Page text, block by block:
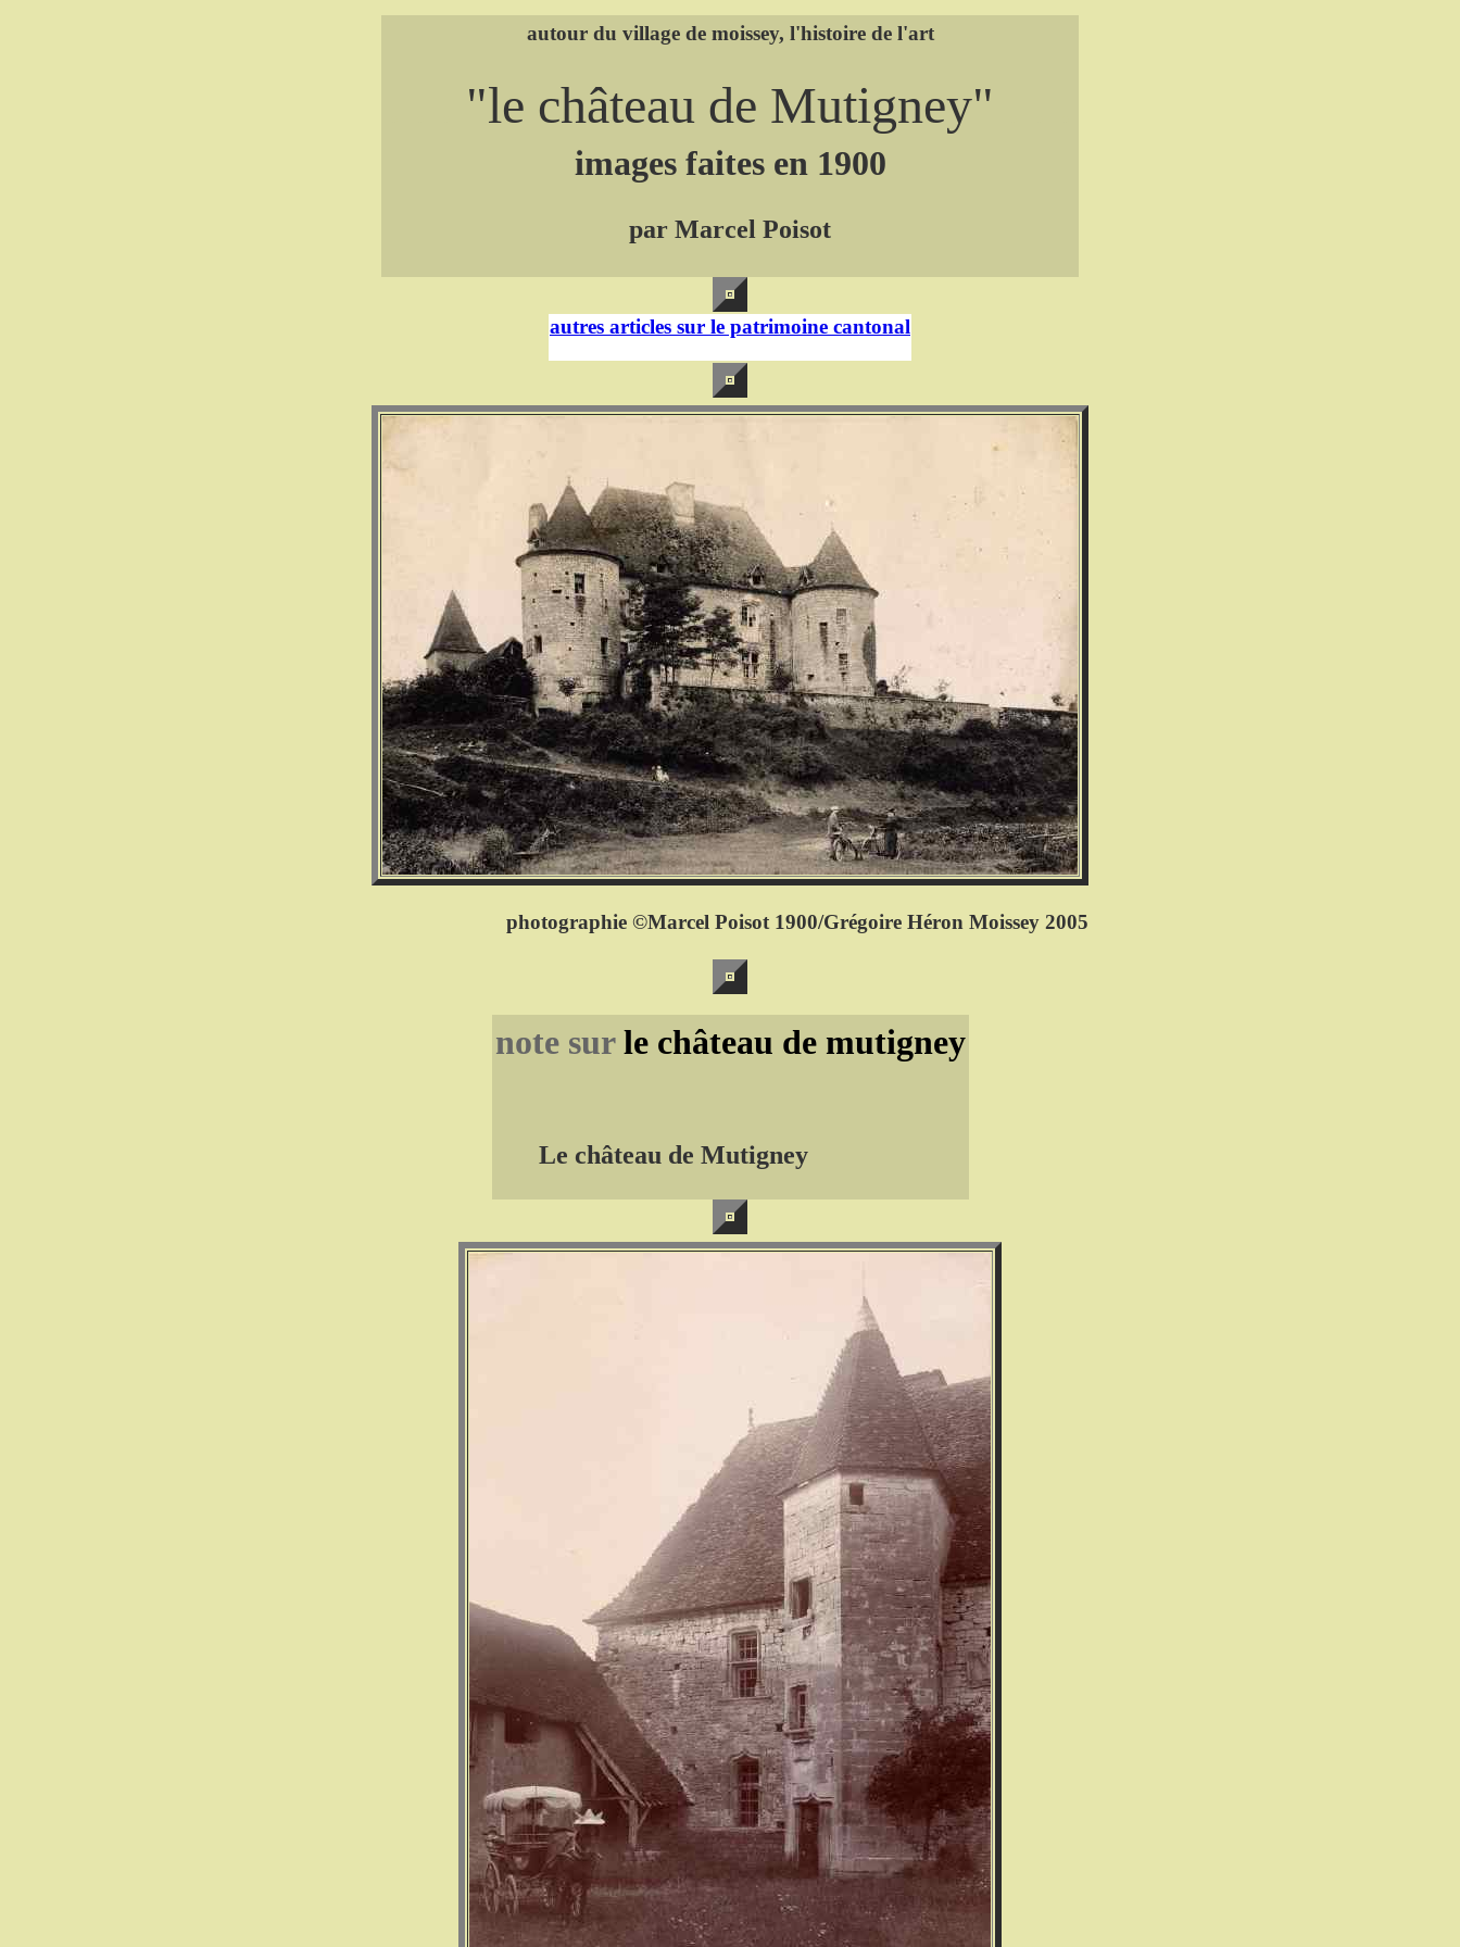
autour du village de moissey, l'histoire de l'art
"le château de Mutigney"
images faites en 1900
par Marcel Poisot
autres articles sur le patrimoine cantonal
photographie ©Marcel Poisot 1900/Grégoire Héron Moissey 2005
note sur le château de mutigney
Le château de Mutigney